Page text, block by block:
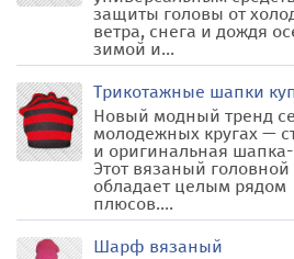
защиты головы от
ветра, снега и дождя
зимой и...
Трикотажные шапки
Новый модный тренд
молодежных кругах —
и оригинальная
Этот вязаный головной
обладает целым рядом
плюсов....
Шарф вязаный